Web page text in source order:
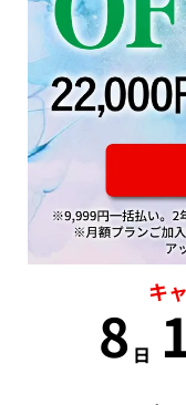
キ
8 日